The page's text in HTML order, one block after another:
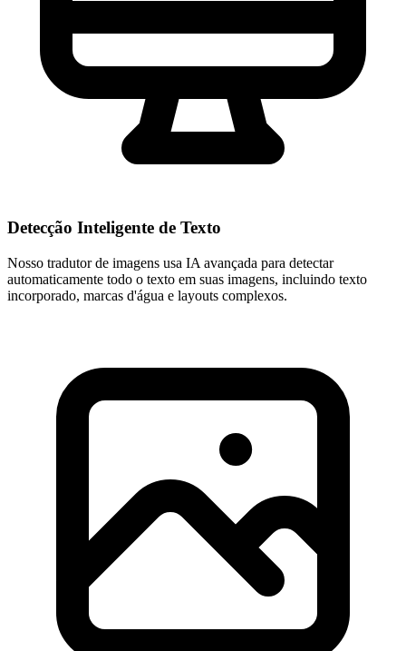
Detecção Inteligente de Texto
Nosso tradutor de imagens usa IA avançada para detectar
automaticamente todo o texto em suas imagens, incluindo texto
incorporado, marcas d'água e layouts complexos.